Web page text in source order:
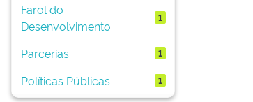
Farol do
Desenvolvimento
1
Parcerias 1
Políticas Públicas 1